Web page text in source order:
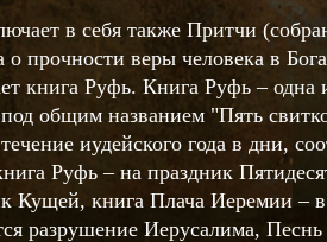
в себя также Притчи
о прочности веры человека в
книга Руфь. Книга Руфь – одна
общим названием "Пять
иудейского года в дни,
Руфь – на праздник
Кущей, книга Плача Иеремии – в
разрушение Иерусалима,